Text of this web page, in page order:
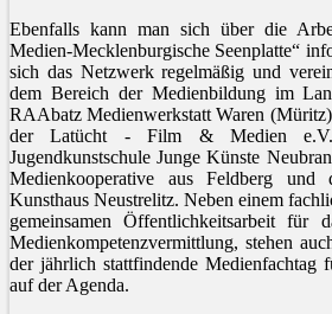
Ebenfalls kann man sich über die
Medien-Mecklenburgische Seenplatte“
sich das Netzwerk regelmäßig und
dem Bereich der Medienbildung im
RAAbatz Medienwerkstatt Waren
der Latücht - Film & Medien e.V.
Jugendkunstschule Junge Künste
Medienkooperative aus Feldberg und
Kunsthaus Neustrelitz. Neben einem
gemeinsamen Öffentlichkeitsarbeit für
Medienkompetenzvermittlung, stehen
der jährlich stattfindende Medienfachtag
auf der Agenda.